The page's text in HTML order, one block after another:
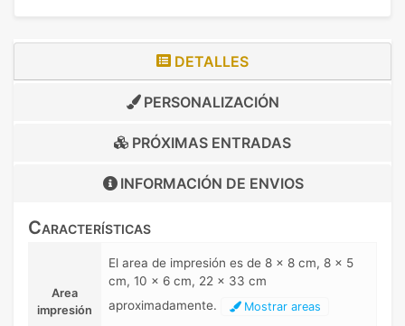
DETALLES
PERSONALIZACIÓN
PRÓXIMAS ENTRADAS
INFORMACIÓN DE ENVIOS
Características
Area
impresión
El area de impresión es de 8 x 8 cm, 8 x 5
cm, 10 x 6 cm, 22 x 33 cm
aproximadamente.
Mostrar areas